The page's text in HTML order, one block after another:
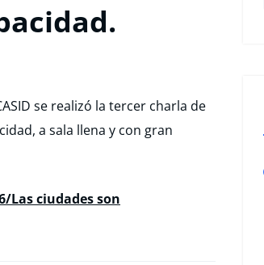
se realizó la tercer charla de
a sala llena y con gran
ciudades son